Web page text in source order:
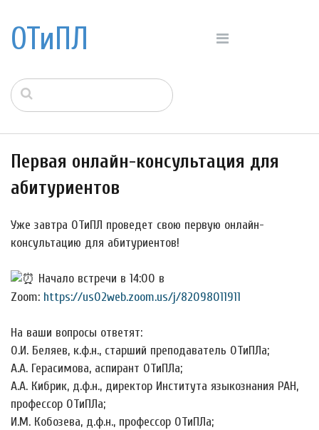
ОТиПЛ
Первая онлайн-консультация для
абитуриентов
Уже завтра ОТиПЛ проведет свою первую онлайн-
консультацию для абитуриентов!
Начало встречи в 14:00 в
Zoom: https://us02web.zoom.us/j/82098011911
На ваши вопросы ответят:
О.И. Беляев, к.ф.н., старший преподаватель ОТиПЛа;
А.А. Герасимова, аспирант ОТиПЛа;
А.А. Кибрик, д.ф.н., директор Института языкознания РАН,
профессор ОТиПЛа;
И.М. Кобозева, д.ф.н., профессор ОТиПЛа;